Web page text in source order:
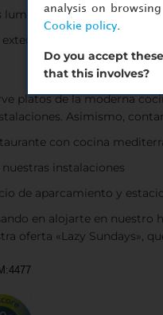
luminosas y actuales con
platos de la moderna
Asimismo,
con cocina
instalaciones
de aparcamiento y
en alojarte en nuestro
oferta «Lazy Sundays»,
analysis on
Cookie policy.
Do you accept
that this involves?